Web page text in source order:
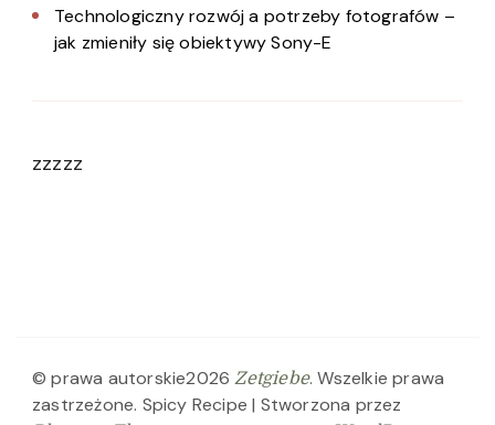
Technologiczny rozwój a potrzeby fotografów –
jak zmieniły się obiektywy Sony-E
zzzzz
© prawa autorskie2026Zetgiebe. Wszelkie prawa
zastrzeżone. Spicy Recipe | Stworzona przez